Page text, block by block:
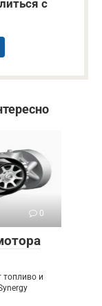
с
0
топливо и